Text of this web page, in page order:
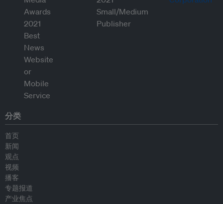
分类
首页
新闻
观点
视频
播客
专题报道
产业焦点